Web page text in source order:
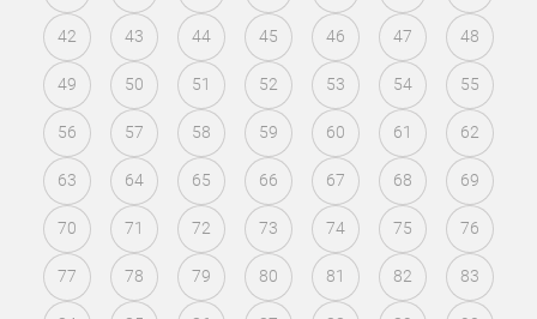
42 43 44 45 46 47 48
49 50 51 52 53 54 55
56 57 58 59 60 61 62
63 64 65 66 67 68 69
70 71 72 73 74 75 76
77 78 79 80 81 82 83